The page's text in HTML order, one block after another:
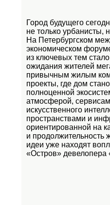
Город будущего
не только урбанисты,
На Петербургском
экономическом
из ключевых тем
ожидания жителей
привычным жилым
проекты, где дом
полноценной
атмосферой,
искусственного
пространствами и
ориентированной на
и продолжительность
идеи уже находят
«Остров» девелопера